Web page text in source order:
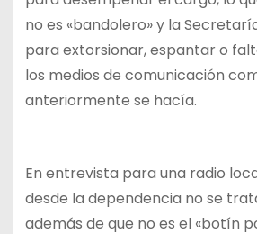
no es «bandolero» y la
para extorsionar, espantar o
los medios de comunicación
anteriormente se hacía.
En entrevista para una radio
desde la dependencia no se
además de que no es el «botín